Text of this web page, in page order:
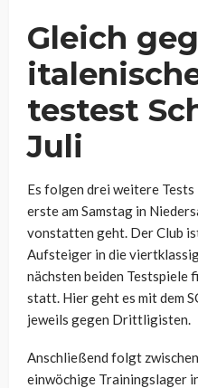
Gleich
testest
Juli
Es folgen drei weitere
erste am Samstag in
vonstatten geht. Der Club
Aufsteiger in die
nächsten beiden Testspiele
statt. Hier geht es mit dem
jeweils gegen Drittligisten.
Anschließend folgt zwischen
einwöchige Trainingslager